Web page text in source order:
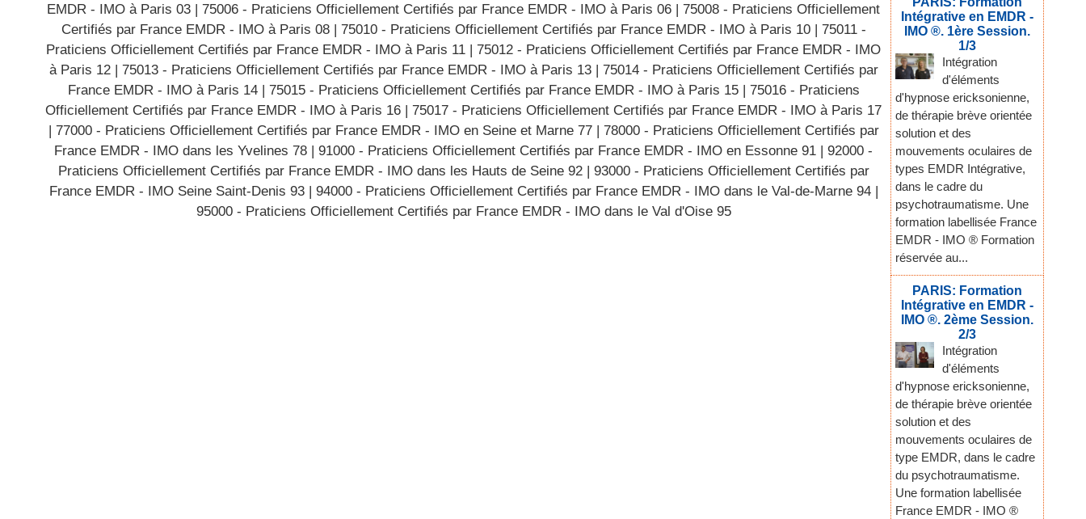
EMDR - IMO à Paris 03
75006 - Praticiens Officiellement Certifiés par France EMDR - IMO à Paris 06
75008 - Praticiens Officiellement
Certifiés par France EMDR - IMO à Paris 08
75010 - Praticiens Officiellement Certifiés par France EMDR - IMO à Paris 10
75011 -
Praticiens Officiellement Certifiés par France EMDR - IMO à Paris 11
75012 - Praticiens Officiellement Certifiés par France EMDR - IMO
à Paris 12
75013 - Praticiens Officiellement Certifiés par France EMDR - IMO à Paris 13
75014 - Praticiens Officiellement Certifiés par
France EMDR - IMO à Paris 14
75015 - Praticiens Officiellement Certifiés par France EMDR - IMO à Paris 15
75016 - Praticiens
Officiellement Certifiés par France EMDR - IMO à Paris 16
75017 - Praticiens Officiellement Certifiés par France EMDR - IMO à Paris 17
77000 - Praticiens Officiellement Certifiés par France EMDR - IMO en Seine et Marne 77
78000 - Praticiens Officiellement Certifiés par
France EMDR - IMO dans les Yvelines 78
91000 - Praticiens Officiellement Certifiés par France EMDR - IMO en Essonne 91
92000 -
Praticiens Officiellement Certifiés par France EMDR - IMO dans les Hauts de Seine 92
93000 - Praticiens Officiellement Certifiés par
France EMDR - IMO Seine Saint-Denis 93
94000 - Praticiens Officiellement Certifiés par France EMDR - IMO dans le Val-de-Marne 94
95000 - Praticiens Officiellement Certifiés par France EMDR - IMO dans le Val d'Oise 95
Intégrative en EMDR -
IMO ®. 1ère Session.
1/3
Intégration
d'éléments
d'hypnose ericksonienne,
de thérapie brève orientée
solution et des
mouvements oculaires de
types EMDR Intégrative,
dans le cadre du
psychotraumatisme. Une
formation labellisée France
EMDR - IMO ® Formation
réservée au...
PARIS: Formation
Intégrative en EMDR -
IMO ®. 2ème Session.
2/3
Intégration
d'éléments
d'hypnose ericksonienne,
de thérapie brève orientée
solution et des
mouvements oculaires de
type EMDR, dans le cadre
du psychotraumatisme.
Une formation labellisée
France EMDR - IMO ®